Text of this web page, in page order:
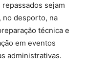
sejam
no desporto, na
técnica e
em eventos
administrativas.